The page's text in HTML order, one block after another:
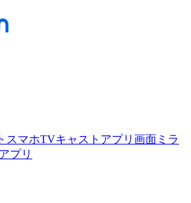
スマホTVキャストアプリ 画面ミラ
プリ